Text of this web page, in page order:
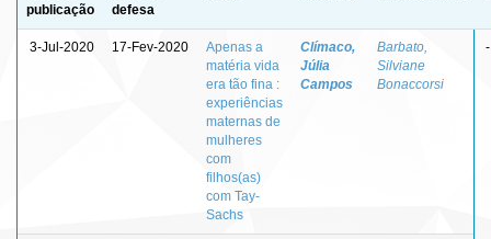
publicação
defesa
3-Jul-2020 17-Fev-2020
Apenas a
matéria vida
era tão fina :
experiências
maternas de
mulheres
com
filhos(as)
com Tay-
Sachs
Clímaco,
Júlia
Campos
Barbato,
Silviane
Bonaccorsi
-